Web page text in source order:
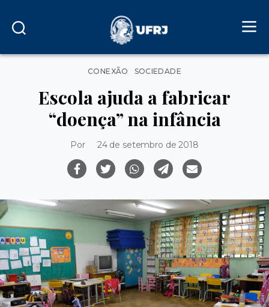
Categorias
CONEXÃO SOCIEDADE
Escola ajuda a fabricar
“doença” na infância
Por 24 de setembro de 2018